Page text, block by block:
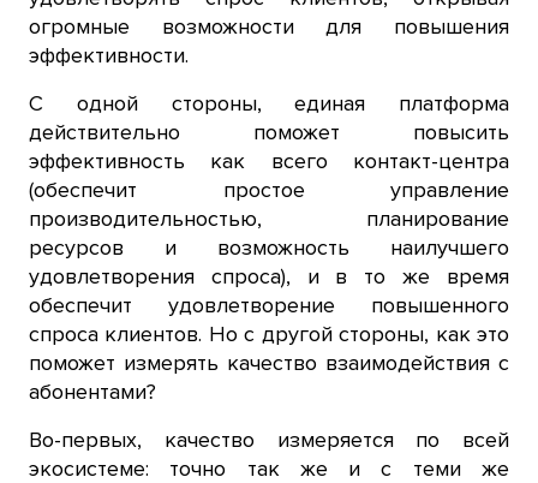
огромные возможности для повышения
эффективности.
С одной стороны, единая платформа
действительно поможет повысить
эффективность как всего контакт-центра
(обеспечит простое управление
производительностью, планирование
ресурсов и возможность наилучшего
удовлетворения спроса), и в то же время
обеспечит удовлетворение повышенного
спроса клиентов. Но с другой стороны, как это
поможет измерять качество взаимодействия с
абонентами?
Во-первых, качество измеряется по всей
экосистеме: точно так же и с теми же